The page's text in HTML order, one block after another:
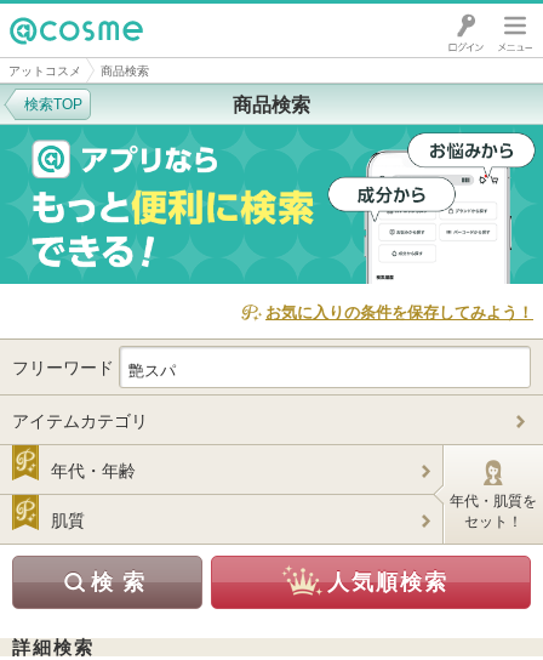
@cosme
アットコスメ 商品検索
商品検索
検索TOP
お気に入りの条件を保存してみよう！
フリーワード
アイテムカテゴリ
年代・年齢
肌質
年代・肌質を
セット！
詳細検索